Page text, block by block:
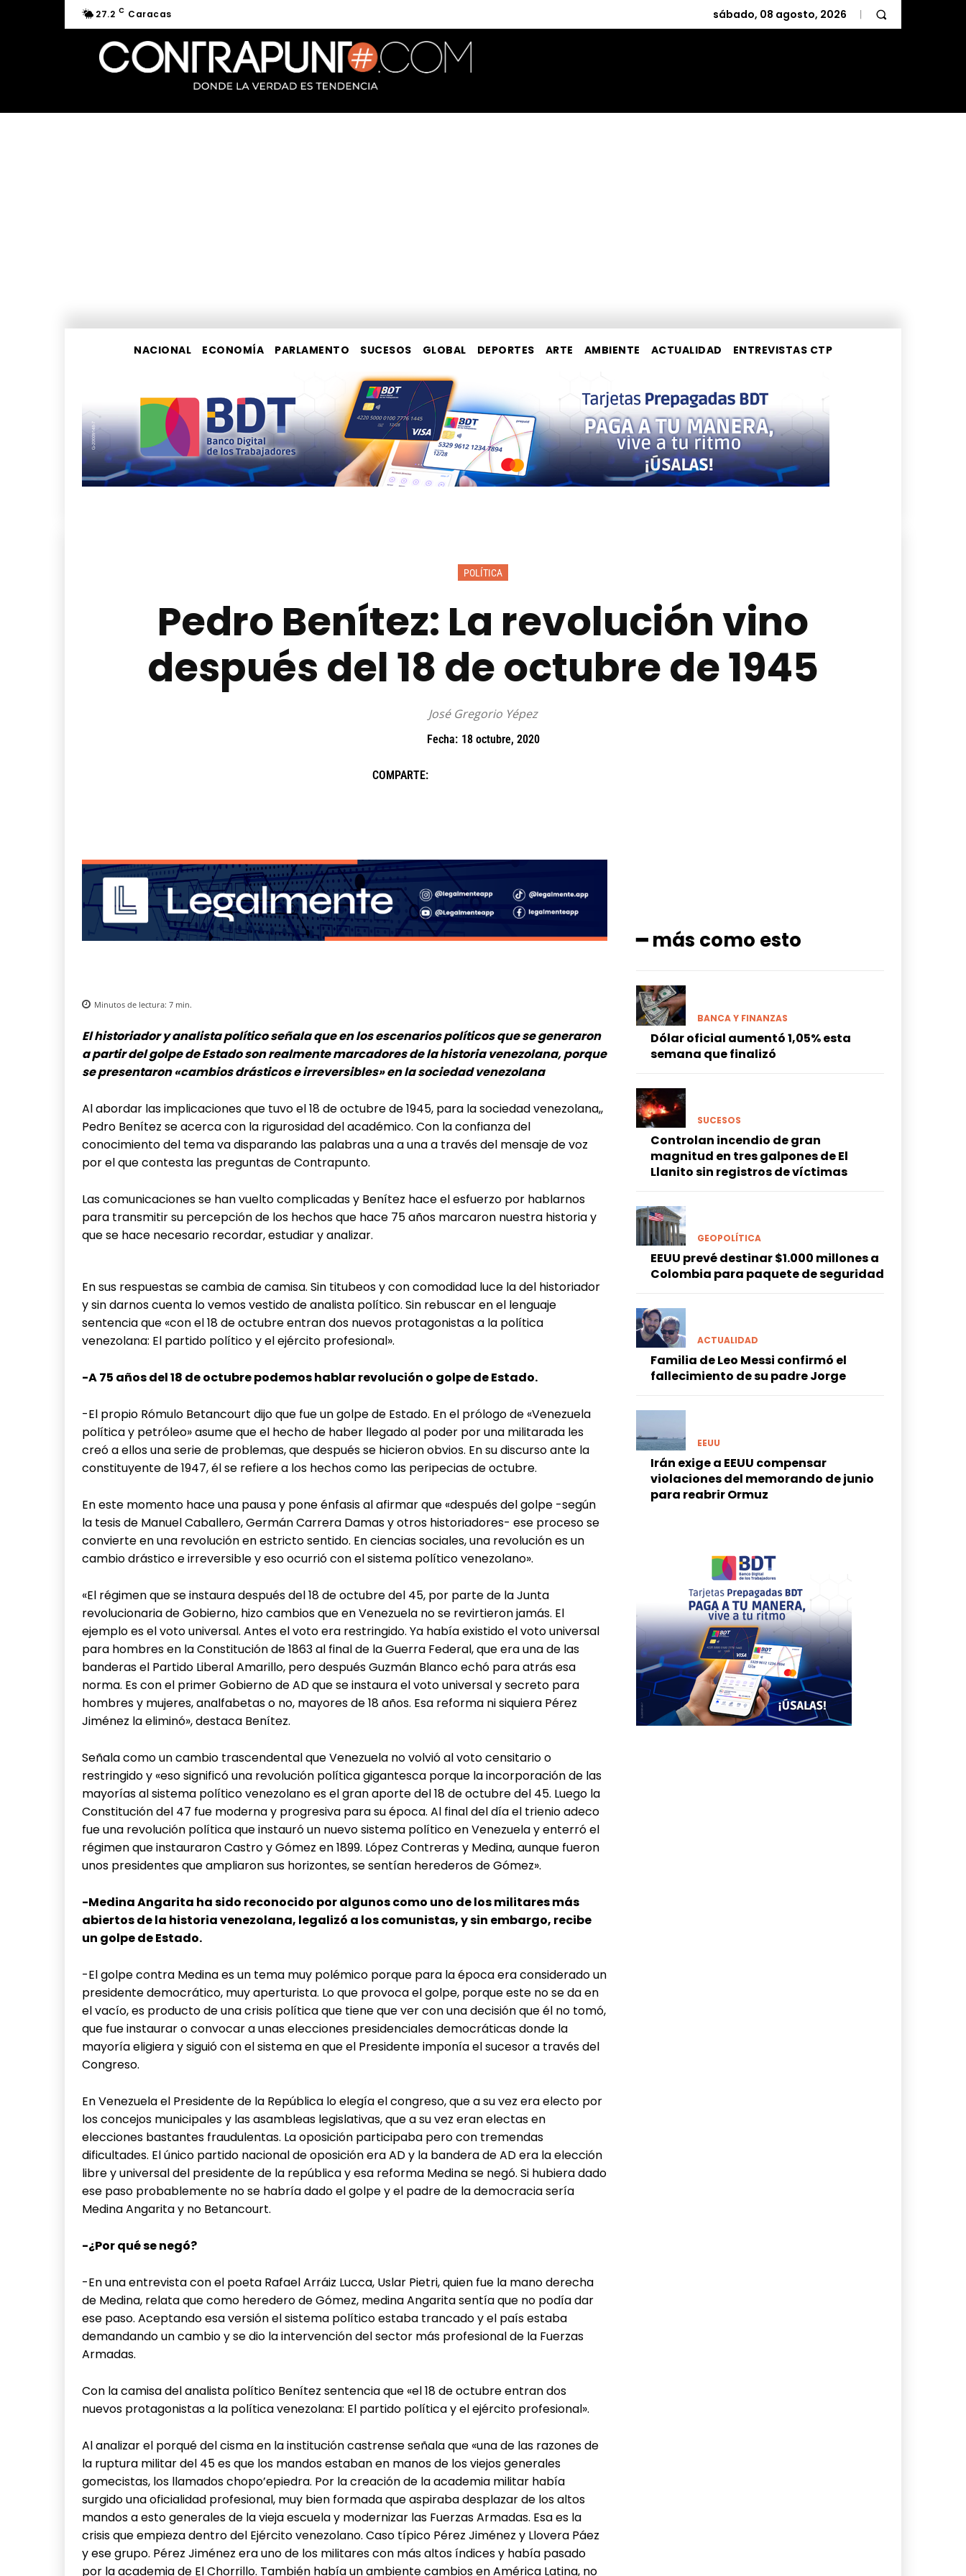
27.2 C Caracas sábado, 08 agosto, 2026
NACIONAL ECONOMÍA PARLAMENTO SUCESOS GLOBAL DEPORTES ARTE AMBIENTE ACTUALIDAD ENTREVISTAS CTP
POLÍTICA
Pedro Benítez: La revolución vino
después del 18 de octubre de 1945
José Gregorio Yépez
Fecha: 18 octubre, 2020
COMPARTE:
Minutos de lectura: 7 min.
El historiador y analista político señala que en los escenarios políticos que se generaron
a partir del golpe de Estado son realmente marcadores de la historia venezolana, porque
se presentaron «cambios drásticos e irreversibles» en la sociedad venezolana
Al abordar las implicaciones que tuvo el 18 de octubre de 1945, para la sociedad venezolana,,
Pedro Benítez se acerca con la rigurosidad del académico. Con la confianza del
conocimiento del tema va disparando las palabras una a una a través del mensaje de voz
por el que contesta las preguntas de Contrapunto.
Las comunicaciones se han vuelto complicadas y Benítez hace el esfuerzo por hablarnos
para transmitir su percepción de los hechos que hace 75 años marcaron nuestra historia y
que se hace necesario recordar, estudiar y analizar.
En sus respuestas se cambia de camisa. Sin titubeos y con comodidad luce la del historiador
y sin darnos cuenta lo vemos vestido de analista político. Sin rebuscar en el lenguaje
sentencia que «con el 18 de octubre entran dos nuevos protagonistas a la política
venezolana: El partido político y el ejército profesional».
-A 75 años del 18 de octubre podemos hablar revolución o golpe de Estado.
-El propio Rómulo Betancourt dijo que fue un golpe de Estado. En el prólogo de «Venezuela
política y petróleo» asume que el hecho de haber llegado al poder por una militarada les
creó a ellos una serie de problemas, que después se hicieron obvios. En su discurso ante la
constituyente de 1947, él se refiere a los hechos como las peripecias de octubre.
En este momento hace una pausa y pone énfasis al afirmar que «después del golpe -según
la tesis de Manuel Caballero, Germán Carrera Damas y otros historiadores- ese proceso se
convierte en una revolución en estricto sentido. En ciencias sociales, una revolución es un
cambio drástico e irreversible y eso ocurrió con el sistema político venezolano».
«El régimen que se instaura después del 18 de octubre del 45, por parte de la Junta
revolucionaria de Gobierno, hizo cambios que en Venezuela no se revirtieron jamás. El
ejemplo es el voto universal. Antes el voto era restringido. Ya había existido el voto universal
para hombres en la Constitución de 1863 al final de la Guerra Federal, que era una de las
banderas el Partido Liberal Amarillo, pero después Guzmán Blanco echó para atrás esa
norma. Es con el primer Gobierno de AD que se instaura el voto universal y secreto para
hombres y mujeres, analfabetas o no, mayores de 18 años. Esa reforma ni siquiera Pérez
Jiménez la eliminó», destaca Benítez.
Señala como un cambio trascendental que Venezuela no volvió al voto censitario o
restringido y «eso significó una revolución política gigantesca porque la incorporación de las
mayorías al sistema político venezolano es el gran aporte del 18 de octubre del 45. Luego la
Constitución del 47 fue moderna y progresiva para su época. Al final del día el trienio adeco
fue una revolución política que instauró un nuevo sistema político en Venezuela y enterró el
régimen que instauraron Castro y Gómez en 1899. López Contreras y Medina, aunque fueron
unos presidentes que ampliaron sus horizontes, se sentían herederos de Gómez».
-Medina Angarita ha sido reconocido por algunos como uno de los militares más
abiertos de la historia venezolana, legalizó a los comunistas, y sin embargo, recibe
un golpe de Estado.
-El golpe contra Medina es un tema muy polémico porque para la época era considerado un
presidente democrático, muy aperturista. Lo que provoca el golpe, porque este no se da en
el vacío, es producto de una crisis política que tiene que ver con una decisión que él no tomó,
que fue instaurar o convocar a unas elecciones presidenciales democráticas donde la
mayoría eligiera y siguió con el sistema en que el Presidente imponía el sucesor a través del
Congreso.
En Venezuela el Presidente de la República lo elegía el congreso, que a su vez era electo por
los concejos municipales y las asambleas legislativas, que a su vez eran electas en
elecciones bastantes fraudulentas. La oposición participaba pero con tremendas
dificultades. El único partido nacional de oposición era AD y la bandera de AD era la elección
libre y universal del presidente de la república y esa reforma Medina se negó. Si hubiera dado
ese paso probablemente no se habría dado el golpe y el padre de la democracia sería
Medina Angarita y no Betancourt.
-¿Por qué se negó?
-En una entrevista con el poeta Rafael Arráiz Lucca, Uslar Pietri, quien fue la mano derecha
de Medina, relata que como heredero de Gómez, medina Angarita sentía que no podía dar
ese paso. Aceptando esa versión el sistema político estaba trancado y el país estaba
demandando un cambio y se dio la intervención del sector más profesional de la Fuerzas
Armadas.
Con la camisa del analista político Benítez sentencia que «el 18 de octubre entran dos
nuevos protagonistas a la política venezolana: El partido política y el ejército profesional».
Al analizar el porqué del cisma en la institución castrense señala que «una de las razones de
la ruptura militar del 45 es que los mandos estaban en manos de los viejos generales
gomecistas, los llamados chopo’epiedra. Por la creación de la academia militar había
surgido una oficialidad profesional, muy bien formada que aspiraba desplazar de los altos
mandos a esto generales de la vieja escuela y modernizar las Fuerzas Armadas. Esa es la
crisis que empieza dentro del Ejército venezolano. Caso típico Pérez Jiménez y Llovera Páez
y ese grupo. Pérez Jiménez era uno de los militares con más altos índices y había pasado
por la academia de El Chorrillo. También había un ambiente cambios en América Latina, no
━ más como esto
BANCA Y FINANZAS
Dólar oficial aumentó 1,05% esta
semana que finalizó
SUCESOS
Controlan incendio de gran
magnitud en tres galpones de El
Llanito sin registros de víctimas
GEOPOLÍTICA
EEUU prevé destinar $1.000 millones a
Colombia para paquete de seguridad
ACTUALIDAD
Familia de Leo Messi confirmó el
fallecimiento de su padre Jorge
EEUU
Irán exige a EEUU compensar
violaciones del memorando de junio
para reabrir Ormuz